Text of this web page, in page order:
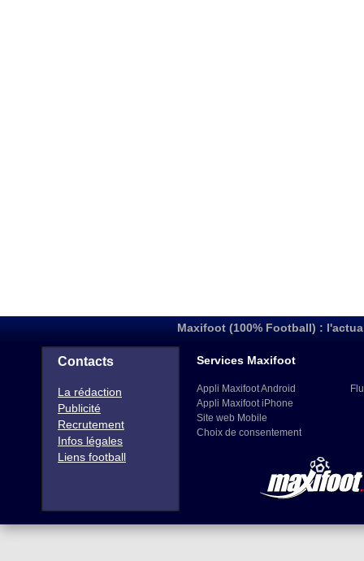
Maxifoot (100% Football) :
Contacts
La rédaction
Publicité
Recrutement
Infos légales
Liens football
Services Maxifoot
Appli Maxifoot Android
Appli Maxifoot iPhone
Site web Mobile
Choix de consentement